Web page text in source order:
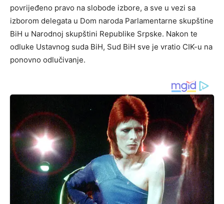
povrijeđeno pravo na slobode izbore, a sve u vezi sa
izborom delegata u Dom naroda Parlamentarne skupštine
BiH u Narodnoj skupštini Republike Srpske. Nakon te
odluke Ustavnog suda BiH, Sud BiH sve je vratio CIK-u na
ponovno odlučivanje.